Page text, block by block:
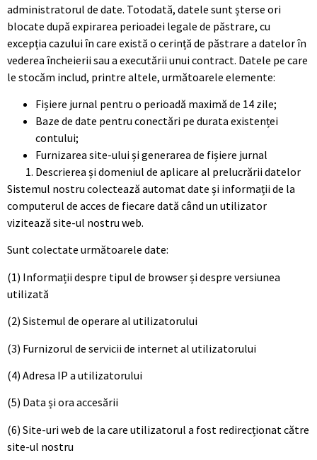
administratorul de date. Totodată, datele sunt șterse ori
blocate după expirarea perioadei legale de păstrare, cu
excepția cazului în care există o cerință de păstrare a datelor în
vederea încheierii sau a executării unui contract. Datele pe care
le stocăm includ, printre altele, următoarele elemente:
Fișiere jurnal pentru o perioadă maximă de 14 zile;
Baze de date pentru conectări pe durata existenței
contului;
Furnizarea site-ului și generarea de fișiere jurnal
Descrierea și domeniul de aplicare al prelucrării datelor
Sistemul nostru colectează automat date și informații de la
computerul de acces de fiecare dată când un utilizator
vizitează site-ul nostru web.
Sunt colectate următoarele date:
(1) Informații despre tipul de browser și despre versiunea
utilizată
(2) Sistemul de operare al utilizatorului
(3) Furnizorul de servicii de internet al utilizatorului
(4) Adresa IP a utilizatorului
(5) Data și ora accesării
(6) Site-uri web de la care utilizatorul a fost redirecționat către
site-ul nostru